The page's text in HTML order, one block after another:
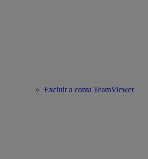
Excluir a conta TeamViewer